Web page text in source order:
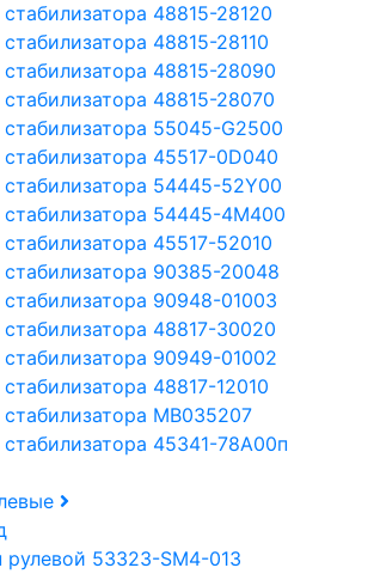
стабилизатора 48815-28120
стабилизатора 48815-28110
стабилизатора 48815-28090
стабилизатора 48815-28070
стабилизатора 55045-G2500
стабилизатора 45517-0D040
стабилизатора 54445-52Y00
стабилизатора 54445-4M400
стабилизатора 45517-52010
стабилизатора 90385-20048
стабилизатора 90948-01003
стабилизатора 48817-30020
стабилизатора 90949-01002
стабилизатора 48817-12010
стабилизатора MB035207
стабилизатора 45341-78A00п
рулевой 53323-SM4-013